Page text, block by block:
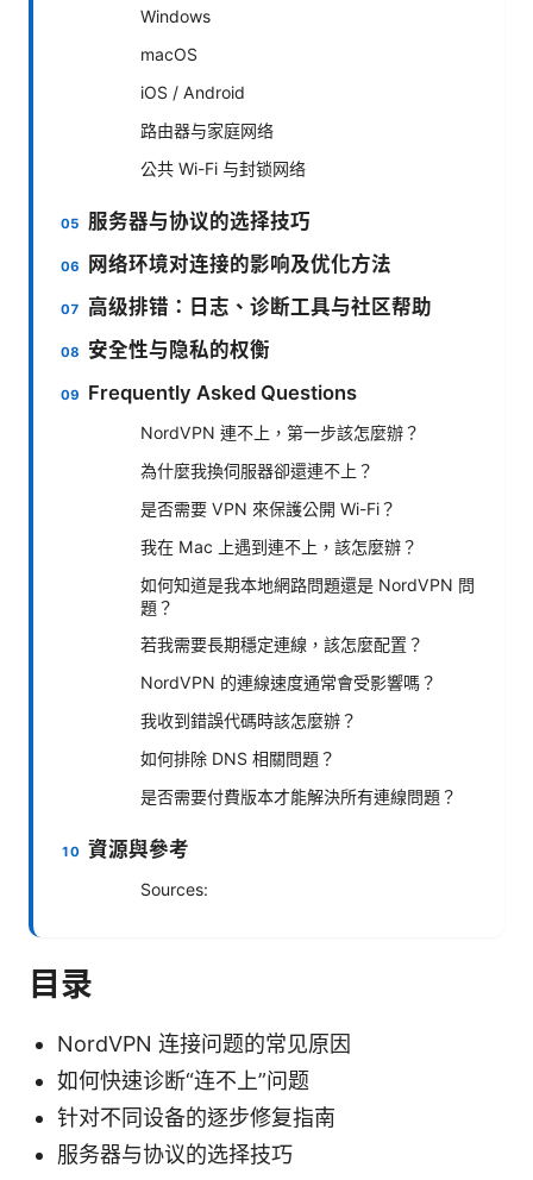
Windows
macOS
iOS / Android
路由器与家庭网络
公共 Wi-Fi 与封锁网络
服务器与协议的选择技巧
网络环境对连接的影响及优化方法
高级排错：日志、诊断工具与社区帮助
安全性与隐私的权衡
Frequently Asked Questions
NordVPN 連不上，第一步該怎麼辦？
為什麼我換伺服器卻還連不上？
是否需要 VPN 來保護公開 Wi-Fi？
我在 Mac 上遇到連不上，該怎麼辦？
如何知道是我本地網路問題還是 NordVPN 問
題？
若我需要長期穩定連線，該怎麼配置？
NordVPN 的連線速度通常會受影響嗎？
我收到錯誤代碼時該怎麼辦？
如何排除 DNS 相關問題？
是否需要付費版本才能解決所有連線問題？
資源與參考
Sources:
目录
NordVPN 连接问题的常见原因
如何快速诊断“连不上”问题
针对不同设备的逐步修复指南
服务器与协议的选择技巧